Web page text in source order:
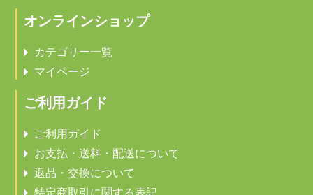
オンラインショップ
カテゴリー一覧
マイページ
ご利用ガイド
ご利用ガイド
お支払・送料・配送について
返品・交換について